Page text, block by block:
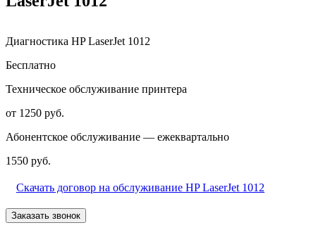
Диагностика HP LaserJet 1012
Бесплатно
Техническое обслуживание принтера
от 1250 руб.
Абонентское обслуживание — ежеквартально
1550 руб.
Скачать договор на обслуживание HP LaserJet 1012
Заказать звонок